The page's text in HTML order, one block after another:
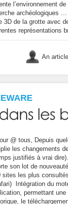
l’environnement
archéologiques
3D de la grotte avec
représentations
An
@ tous, Depuis
les changements
justifiés à vrai
son lot de
sites les plus
Intégration du
permettant
le